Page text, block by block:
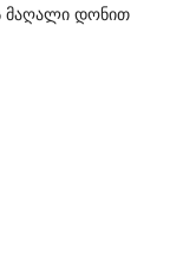
მაღალი დონით